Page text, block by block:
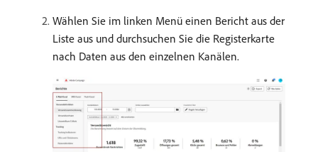
Wählen Sie im linken Menü einen Bericht aus der
Liste aus und durchsuchen Sie die Registerkarte
nach Daten aus den einzelnen Kanälen.